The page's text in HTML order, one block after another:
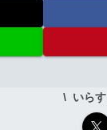
いら